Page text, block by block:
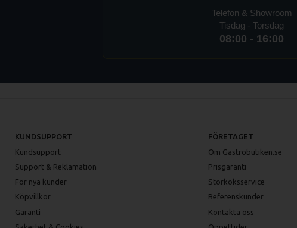
Telefon & Showroom
Tisdag - Torsdag
08:00 - 16:00
KUNDSUPPORT
Kundsupport
Support & Reklamation
För nya kunder
Köpvillkor
Garanti
FÖRETAGET
Om Gastrobutiken.se
Prisgaranti
Storköksservice
Referenskunder
Kontakta oss